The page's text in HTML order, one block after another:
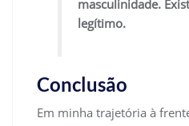
masculinidade.
legítimo.
Conclusão
Em minha trajetória à